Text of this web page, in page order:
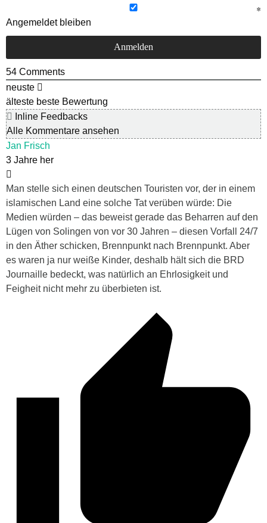
Angemeldet bleiben
54 Comments
neuste
älteste beste Bewertung
Inline Feedbacks
Alle Kommentare ansehen
Jan Frisch
3 Jahre her
Man stelle sich einen deutschen Touristen vor, der in einem
islamischen Land eine solche Tat verüben würde: Die
Medien würden – das beweist gerade das Beharren auf den
Lügen von Solingen von vor 30 Jahren – diesen Vorfall 24/7
in den Äther schicken, Brennpunkt nach Brennpunkt. Aber
es waren ja nur weiße Kinder, deshalb hält sich die BRD
Journaille bedeckt, was natürlich an Ehrlosigkeit und
Feigheit nicht mehr zu überbieten ist.